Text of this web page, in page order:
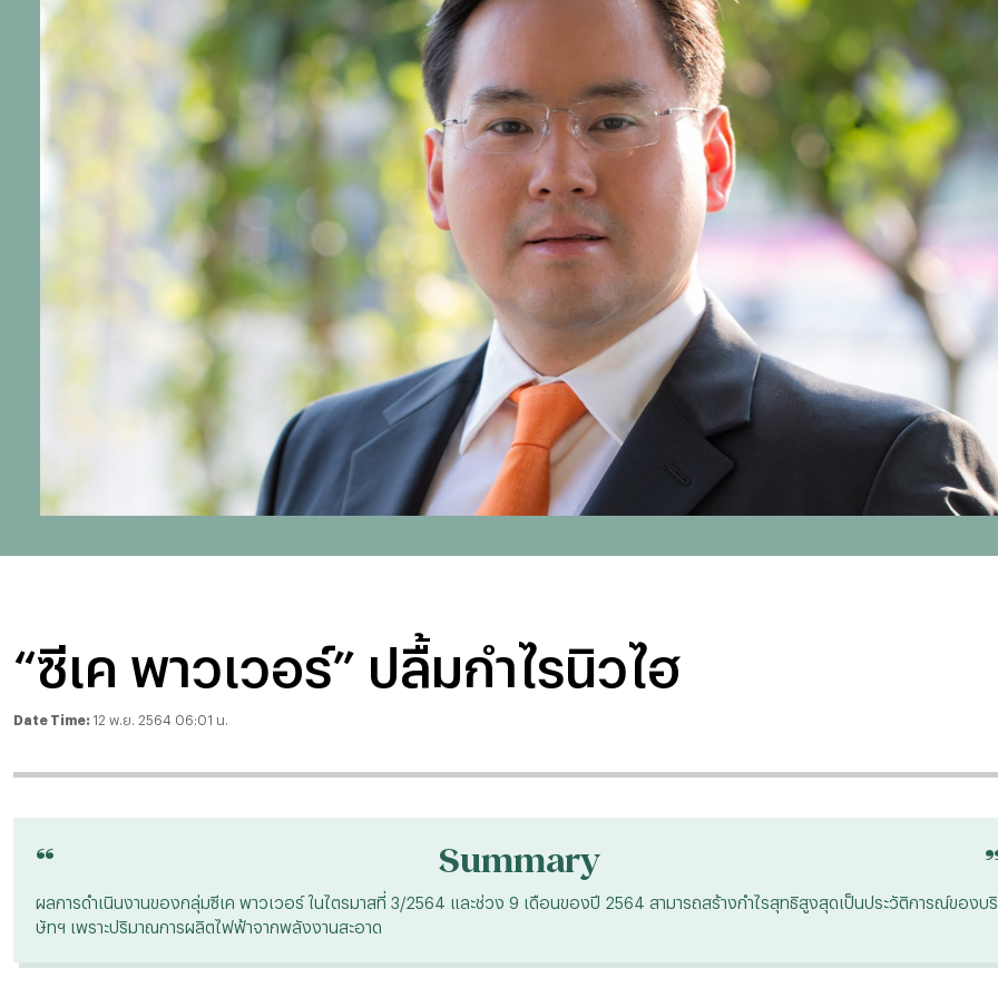
“ซีเค พาวเวอร์” ปลื้มกำไรนิวไฮ
Date Time: 12 พ.ย. 2564 06:01 น.
“ Summary
ผลการดำเนินงานของกลุ่มซีเค พาวเวอร์ ในไตรมาสที่ 3/2564 และช่วง 9 เดือนของปี 2564 สามารถสร้างกำไรสุทธิสูงสุดเป็นประวัติการณ์ของบริ
ษัทฯ เพราะปริมาณการผลิตไฟฟ้าจากพลังงานสะอาด